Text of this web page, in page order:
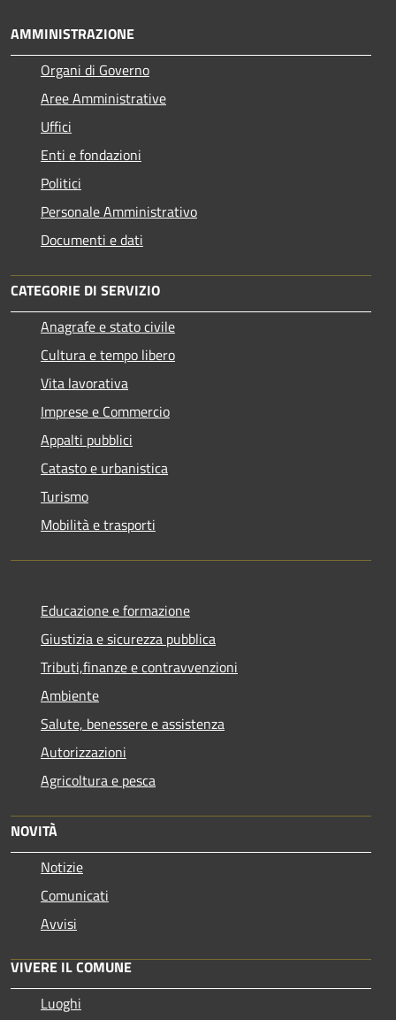
AMMINISTRAZIONE
Organi di Governo
Aree Amministrative
Uffici
Enti e fondazioni
Politici
Personale Amministrativo
Documenti e dati
CATEGORIE DI SERVIZIO
Anagrafe e stato civile
Cultura e tempo libero
Vita lavorativa
Imprese e Commercio
Appalti pubblici
Catasto e urbanistica
Turismo
Mobilità e trasporti
Educazione e formazione
Giustizia e sicurezza pubblica
Tributi,finanze e contravvenzioni
Ambiente
Salute, benessere e assistenza
Autorizzazioni
Agricoltura e pesca
NOVITÀ
Notizie
Comunicati
Avvisi
VIVERE IL COMUNE
Luoghi